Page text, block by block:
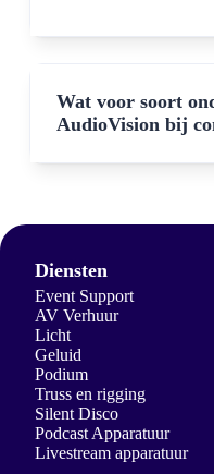
Wat voor soort
AudioVision bij
Diensten
Event Support
AV Verhuur
Licht
Geluid
Podium
Truss en rigging
Silent Disco
Podcast Apparatuur
Livestream apparatuur